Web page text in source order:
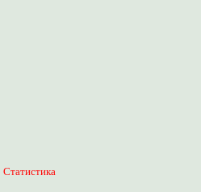
Статистика